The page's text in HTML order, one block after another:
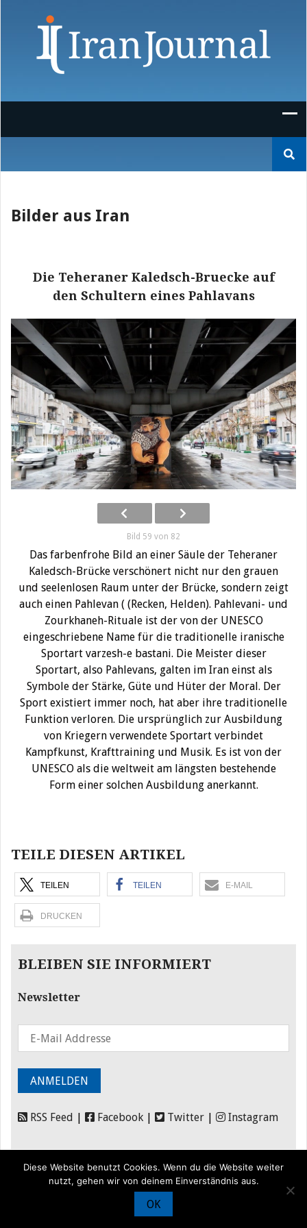
nach:
Bilder aus Iran
Die Teheraner Kaledsch-Bruecke auf
den Schultern eines Pahlavans
Bild 59 von 82
Das farbenfrohe Bild an einer Säule der Teheraner
Kaledsch-Brücke verschönert nicht nur den grauen
und seelenlosen Raum unter der Brücke, sondern zeigt
auch einen Pahlevan ( (Recken, Helden). Pahlevani- und
Zourkhaneh-Rituale ist der von der UNESCO
eingeschriebene Name für die traditionelle iranische
Sportart varzesh-e bastani. Die Meister dieser
Sportart, also Pahlevans, galten im Iran einst als
Symbole der Stärke, Güte und Hüter der Moral. Der
Sport existiert immer noch, hat aber ihre traditionelle
Funktion verloren. Die ursprünglich zur Ausbildung
von Kriegern verwendete Sportart verbindet
Kampfkunst, Krafttraining und Musik. Es ist von der
UNESCO als die weltweit am längsten bestehende
Form einer solchen Ausbildung anerkannt.
TEILE DIESEN ARTIKEL
TEILEN TEILEN E-MAIL
DRUCKEN
BLEIBEN SIE INFORMIERT
Newsletter
RSS Feed | Facebook | Twitter | Instagram
Förderung|
Diese Website benutzt Cookies. Wenn du die Website weiter
nutzt, gehen wir von deinem Einverständnis aus.
OK